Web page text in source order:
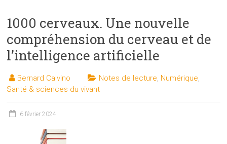
1000 cerveaux. Une nouvelle
compréhension du cerveau et de
l’intelligence artificielle
Bernard Calvino Notes de lecture, Numérique,
Santé & sciences du vivant
6 février 2024